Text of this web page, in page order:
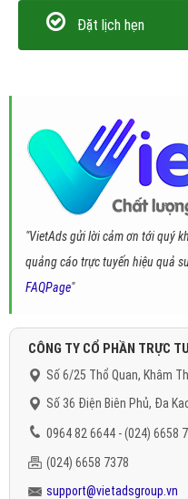
Đặt lịch hẹn
"VietAds gửi lời cảm ơn tới quý
quảng cáo trực tuyến hiệu quả
FAQPage"
CÔNG TY CỔ PHẦN TRỰC
Số 6/25 Thổ Quan, Khâm
Số 36 Điện Biên Phủ, Đa
0964 82 6644 - (024) 6658
(024) 6658 7378
support@vietadsgroup.vn